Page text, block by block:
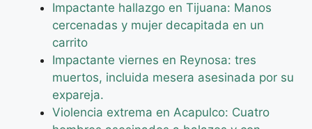
Impactante hallazgo en Tijuana: Manos
cercenadas y mujer decapitada en un
carrito
Impactante viernes en Reynosa: tres
muertos, incluida mesera asesinada por su
expareja.
Violencia extrema en Acapulco: Cuatro